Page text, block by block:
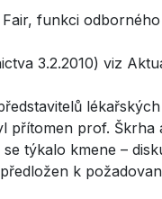
funkci
3.2.2010) viz
přítomen prof. Škrha
týkalo kmene –
k